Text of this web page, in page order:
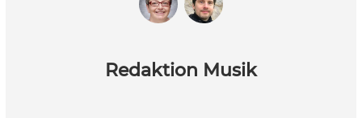
Redaktion Musik